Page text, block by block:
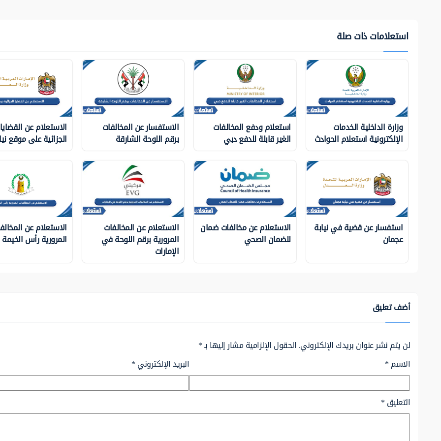
استعلامات ذات صلة
وزارة الداخلية الخدمات
الإلكترونية استعلام الحوادث
استعلام ودفع المخالفات
الغير قابلة للدفع دبي
الاستفسار عن المخالفات
برقم اللوحة الشارقة
الاستعلام عن القضايا
الجزائية على موقع
استفسار عن قضية في نيابة
عجمان
الاستعلام عن مخالفات ضمان
للضمان الصحي
الاستعلام عن المخالفات
المرورية برقم اللوحة في
الإمارات
الاستعلام عن
المرورية رأس الخيمة
أضف تعليق
لن يتم نشر عنوان بريدك الإلكتروني. الحقول الإلزامية مشار إليها بـ*
الاسم* البريد الإلكتروني*
التعليق*